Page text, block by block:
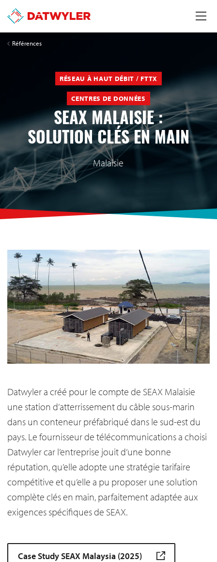
Références
RÉSEAU À HAUT DÉBIT / FTTX
CENTRES DE DONNÉES
SEAX MALAISIE :
SOLUTION CLÉS EN MAIN
Malaisie
Datwyler a créé pour le compte de SEAX Malaisie
une station d’atterrissement du câble sous-marin
dans un conteneur préfabriqué dans le sud-est du
pays. Le fournisseur de télécommunications a choisi
Datwyler car l’entreprise jouit d’une bonne
réputation, qu’elle adopte une stratégie tarifaire
compétitive et qu’elle a pu proposer une solution
complète clés en main, parfaitement adaptée aux
exigences spécifiques de SEAX.
Case Study SEAX Malaysia (2025)